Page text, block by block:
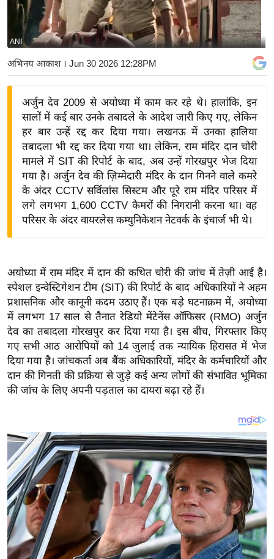
ष्ट्री
बि
ज़
ने
द्यो
वि
रा
य
ब
ज
ट
खे
ल
क्रि
I
P
L
2
0
2
6
ANI
अभिनय आकाश। Jun 30 2026 12:28PM
अर्जुन देव 2009 से अयोध्या में काम कर रहे थे। हालांकि, इन
सालों में कई बार उनके तबादले के आदेश जारी किए गए, लेकिन
हर बार उन्हें रद्द कर दिया गया। लखनऊ में उनका हालिया
तबादला भी रद्द कर दिया गया था। लेकिन, राम मंदिर दान चोरी
मामले में SIT की रिपोर्ट के बाद, अब उन्हें गोरखपुर भेज दिया
गया है। अर्जुन देव की ज़िम्मेदारी मंदिर के दान गिनने वाले कमरे
के अंदर CCTV सर्विलांस सिस्टम और पूरे राम मंदिर परिसर में
लगे लगभग 1,600 CCTV कैमरों की निगरानी करना था। वह
परिसर के अंदर वायरलेस कम्युनिकेशन नेटवर्क के इंचार्ज भी थे।
अयोध्या में राम मंदिर में दान की कथित चोरी की जांच में तेज़ी आई है।
स्पेशल इन्वेस्टिगेशन टीम (SIT) की रिपोर्ट के बाद अधिकारियों ने अहम
प्रशासनिक और कानूनी कदम उठाए हैं। एक बड़े घटनाक्रम में, अयोध्या
में लगभग 17 साल से तैनात रेडियो मेंटेनेंस ऑफिसर (RMO) अर्जुन
देव का तबादला गोरखपुर कर दिया गया है। इस बीच, गिरफ्तार किए
गए सभी आठ आरोपियों को 14 जुलाई तक न्यायिक हिरासत में भेज
दिया गया है। जांचकर्ता अब बैंक अधिकारियों, मंदिर के कर्मचारियों और
दान की गिनती की प्रक्रिया से जुड़े कई अन्य लोगों की संभावित भूमिका
की जांच के लिए अपनी पड़ताल का दायरा बढ़ा रहे हैं।